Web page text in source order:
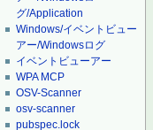
グ/Application
Windows/イベントビュー
アー/Windowsログ
イベントビューアー
WPA MCP
OSV-Scanner
osv-scanner
pubspec.lock